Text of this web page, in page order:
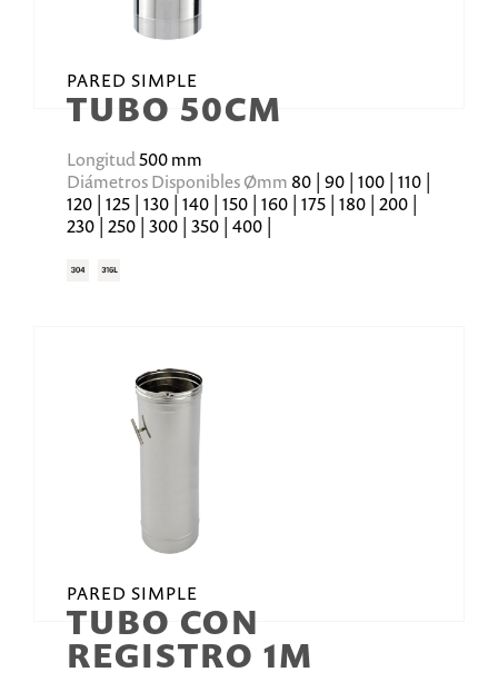
PARED SIMPLE
TUBO 50CM
Longitud500 mm
Diámetros Disponibles Ømm 80 | 90 | 100 | 110 |
120 | 125 | 130 | 140 | 150 | 160 | 175 | 180 | 200 |
230 | 250 | 300 | 350 | 400 |
PARED SIMPLE
TUBO CON
REGISTRO 1M